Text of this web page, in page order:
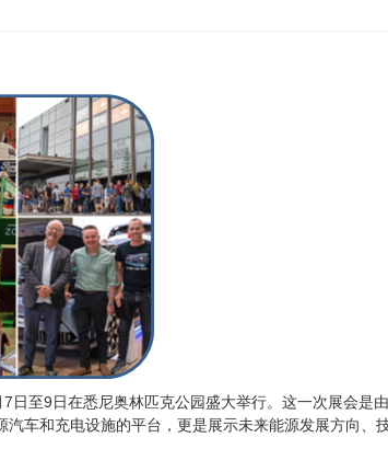
日至9日在悉尼奥林匹克公园盛大举行。这一次展会是
车和充电设施的平台，更是展示未来能源发展方向、